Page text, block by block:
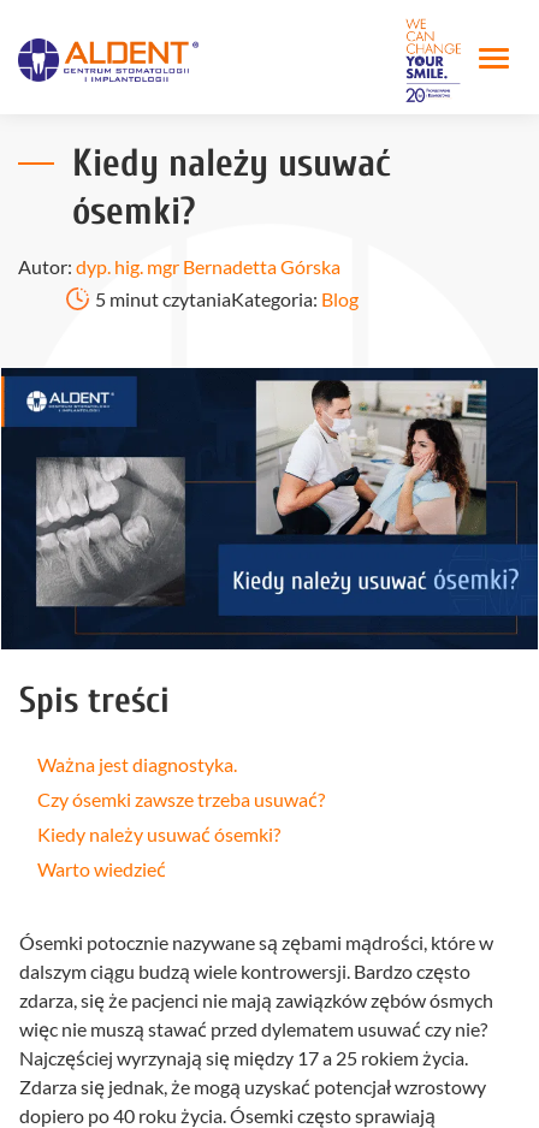
Kiedy należy usuwać
ósemki?
Autor: dyp. hig. mgr Bernadetta Górska
5 minut czytaniaKategoria: Blog
Spis treści
Ważna jest diagnostyka.
Czy ósemki zawsze trzeba usuwać?
Kiedy należy usuwać ósemki?
Warto wiedzieć
Ósemki potocznie nazywane są zębami mądrości, które w
dalszym ciągu budzą wiele kontrowersji. Bardzo często
zdarza, się że pacjenci nie mają zawiązków zębów ósmych
więc nie muszą stawać przed dylematem usuwać czy nie?
Najczęściej wyrzynają się między 17 a 25 rokiem życia.
Zdarza się jednak, że mogą uzyskać potencjał wzrostowy
dopiero po 40 roku życia. Ósemki często sprawiają